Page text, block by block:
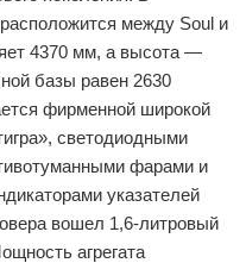
между Soul и
4370 мм, а высота —
базы равен 2630
фирменной широкой
светодиодными
фарами и
указателей
вошел 1,6-литровый
агрегата